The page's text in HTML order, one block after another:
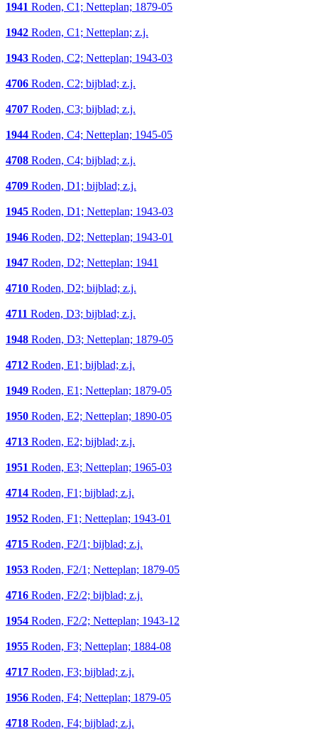
1941 Roden, C1; Netteplan; 1879-05
1942 Roden, C1; Netteplan; z.j.
1943 Roden, C2; Netteplan; 1943-03
4706 Roden, C2; bijblad; z.j.
4707 Roden, C3; bijblad; z.j.
1944 Roden, C4; Netteplan; 1945-05
4708 Roden, C4; bijblad; z.j.
4709 Roden, D1; bijblad; z.j.
1945 Roden, D1; Netteplan; 1943-03
1946 Roden, D2; Netteplan; 1943-01
1947 Roden, D2; Netteplan; 1941
4710 Roden, D2; bijblad; z.j.
4711 Roden, D3; bijblad; z.j.
1948 Roden, D3; Netteplan; 1879-05
4712 Roden, E1; bijblad; z.j.
1949 Roden, E1; Netteplan; 1879-05
1950 Roden, E2; Netteplan; 1890-05
4713 Roden, E2; bijblad; z.j.
1951 Roden, E3; Netteplan; 1965-03
4714 Roden, F1; bijblad; z.j.
1952 Roden, F1; Netteplan; 1943-01
4715 Roden, F2/1; bijblad; z.j.
1953 Roden, F2/1; Netteplan; 1879-05
4716 Roden, F2/2; bijblad; z.j.
1954 Roden, F2/2; Netteplan; 1943-12
1955 Roden, F3; Netteplan; 1884-08
4717 Roden, F3; bijblad; z.j.
1956 Roden, F4; Netteplan; 1879-05
4718 Roden, F4; bijblad; z.j.